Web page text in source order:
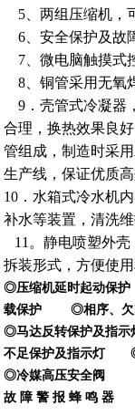
5 、两组压缩机
6 、安全保护及故
7 、微电脑触摸式
8 、铜管采用无氧
9 ．壳管式冷凝器
合理，换热效果良
管组成，制造时采
生产线，保证优质高
10 ．水箱式冷水机
补水等装置，清洗
11。静电喷塑外壳
拆装形式，方便使用
◎压缩机延时起动
载保护 ◎相序、
◎马达反转保护及
不足保护及指示灯
◎冷媒高压安全
故 障 警 报 蜂 鸣 器